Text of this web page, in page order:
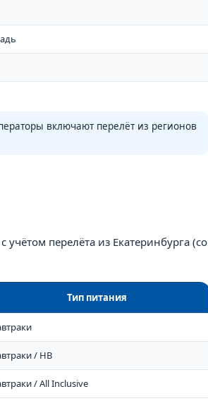
включают перелёт из регионов
перелёта из Екатеринбурга (со
Тип питания
/ HB
/ All Inclusive